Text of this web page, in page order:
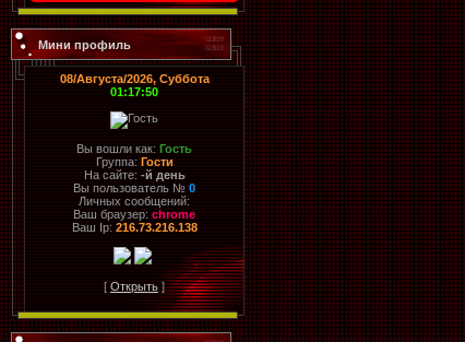
Мини профиль
08/Августа/2026, Суббота
01:17:50
Вы вошли как: Гость
Группа: Гости
На сайте: -й день
Вы пользователь № 0
Личных сообщений:
Ваш браузер: chrome
Ваш Ip:216.73.216.138
[ Открыть]